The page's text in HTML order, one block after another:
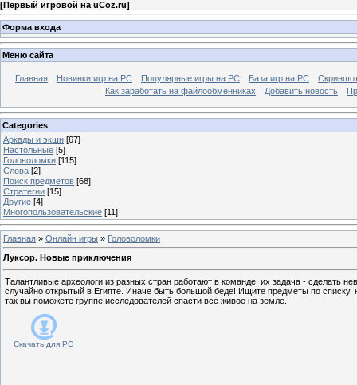
[Первый игровой на uCoz.ru]
Форма входа
Меню сайта
Главная Новинки игр на PC Популярные игры на PC База игр на РС
Как заработать на файлообменниках
Добавить новость
Categories
Аркады и экшн [67]
Настольные [5]
Головоломки [115]
Слова [2]
Поиск предметов [68]
Стратегии [15]
Другие [4]
Многопользовательские [11]
Главная » Онлайн игры » Головоломки
Луксор. Новые приключения
Талантливые археологи из разных стран работают в команде, их задача - сделать
случайно открытый в Египте. Иначе быть большой беде! Ищите предметы по
так вы поможете группе исследователей спасти все живое на земле.
Скачать для PC